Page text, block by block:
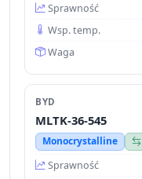
Sprawność
Wsp. temp.
Waga
BYD
MLTK-36-545
Monocrystalline
Sprawność